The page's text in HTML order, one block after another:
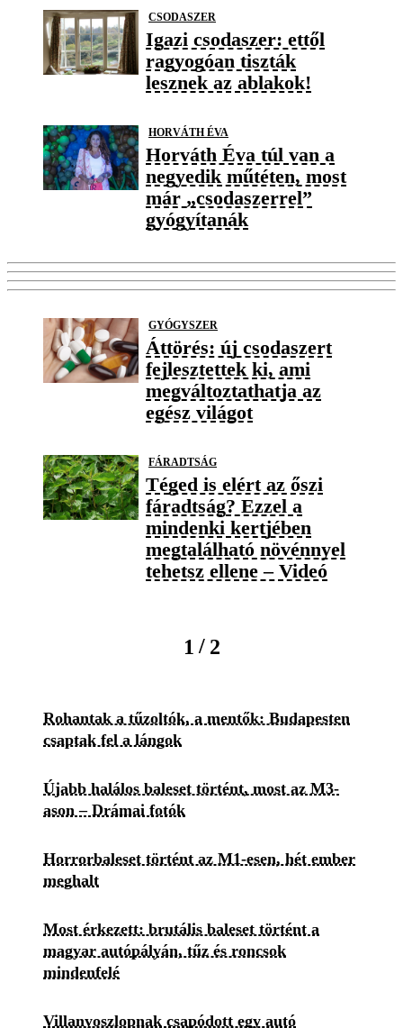
CSODASZER
Igazi csodaszer: ettől
ragyogóan tiszták
lesznek az ablakok!
HORVÁTH ÉVA
Horváth Éva túl van a
negyedik műtéten, most
már „csodaszerrel”
gyógyítanák
GYÓGYSZER
Áttörés: új csodaszert
fejlesztettek ki, ami
megváltoztathatja az
egész világot
FÁRADTSÁG
Téged is elért az őszi
fáradtság? Ezzel a
mindenki kertjében
megtalálható növénnyel
tehetsz ellene – Videó
1 / 2
Rohantak a tűzoltók, a mentők: Budapesten
csaptak fel a lángok
Újabb halálos baleset történt, most az M3-
ason – Drámai fotók
Horrorbaleset történt az M1-esen, hét ember
meghalt
Most érkezett: brutális baleset történt a
magyar autópályán, tűz és roncsok
mindenfelé
Villanyoszlopnak csapódott egy autó